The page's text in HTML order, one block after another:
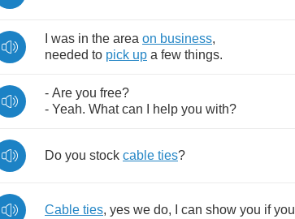
was in the area on business,
needed to pick up a few things.
- Are you free?
- Yeah. What can help you with?
Do you stock cable ties?
Cable ties, yes we do, can show you if you